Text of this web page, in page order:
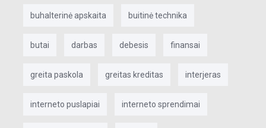
buhalterinė apskaita buitinė technika
butai darbas debesis finansai
greita paskola greitas kreditas interjeras
interneto puslapiai interneto sprendimai